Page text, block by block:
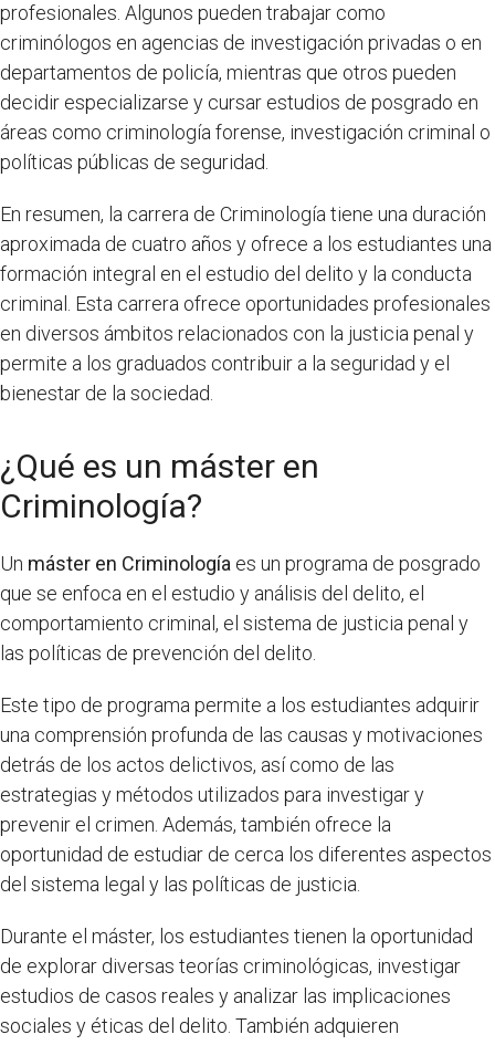
profesionales. Algunos pueden trabajar como
criminólogos en agencias de investigación privadas o en
departamentos de policía, mientras que otros pueden
decidir especializarse y cursar estudios de posgrado en
áreas como criminología forense, investigación criminal o
políticas públicas de seguridad.
En resumen, la carrera de Criminología tiene una duración
aproximada de cuatro años y ofrece a los estudiantes una
formación integral en el estudio del delito y la conducta
criminal. Esta carrera ofrece oportunidades profesionales
en diversos ámbitos relacionados con la justicia penal y
permite a los graduados contribuir a la seguridad y el
bienestar de la sociedad.
¿Qué es un máster en
Criminología?
Un máster en Criminología es un programa de posgrado
que se enfoca en el estudio y análisis del delito, el
comportamiento criminal, el sistema de justicia penal y
las políticas de prevención del delito.
Este tipo de programa permite a los estudiantes adquirir
una comprensión profunda de las causas y motivaciones
detrás de los actos delictivos, así como de las
estrategias y métodos utilizados para investigar y
prevenir el crimen. Además, también ofrece la
oportunidad de estudiar de cerca los diferentes aspectos
del sistema legal y las políticas de justicia.
Durante el máster, los estudiantes tienen la oportunidad
de explorar diversas teorías criminológicas, investigar
estudios de casos reales y analizar las implicaciones
sociales y éticas del delito. También adquieren